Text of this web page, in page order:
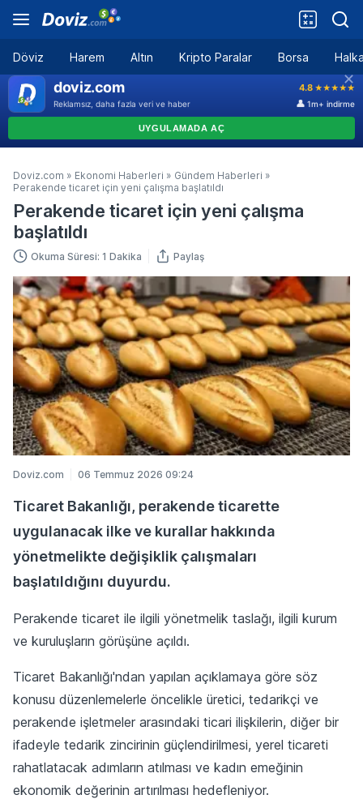
Döviz Harem Altın Kripto Paralar Borsa
Doviz.com » Ekonomi Haberleri » Gündem Haberleri »
Perakende ticaret için yeni çalışma başlatıldı
Perakende ticaret için yeni çalışma
başlatıldı
Okuma Süresi: 1 Dakika Paylaş
Doviz.com 06 Temmuz 2026 09:24
Ticaret Bakanlığı, perakende ticarette
uygulanacak ilke ve kurallar hakkında
yönetmelikte değişiklik çalışmaları
başlatıldığını duyurdu.
Perakende ticaret ile ilgili yönetmelik taslağı, ilgili kurum
ve kuruluşların görüşüne açıldı.
Ticaret Bakanlığı'ndan yapılan açıklamaya göre söz
konusu düzenlemelerle öncelikle üretici, tedarikçi ve
perakende işletmeler arasındaki ticari ilişkilerin, diğer bir
ifadeyle tedarik zincirinin güçlendirilmesi, yerel ticareti
rahatlatacak adımların atılması ve kadın emeğinin
ekonomik değerinin artırılması hedefleniyor.